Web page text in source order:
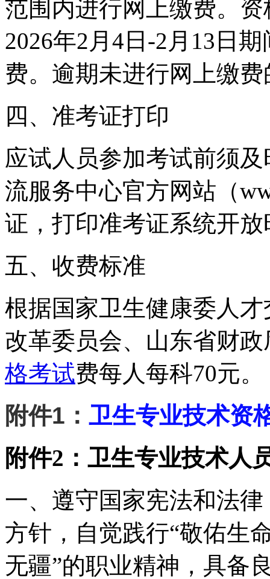
范围内进行网上缴费。
2026年2月4日-2月13日
费。逾期未进行网上缴
四、准考证打印
应试人员参加考试前须
流服务中心官方网站（
证，打印准考证系统开
五、收费标准
根据国家卫生健康委人
改革委员会、山东省财
格考试费每人每科70元。
附件1： 卫生专业技术资
附件2： 卫生专业技术人
一、遵守国家宪法和法
方针，自觉践行“敬佑生
无疆”的职业精神，具备